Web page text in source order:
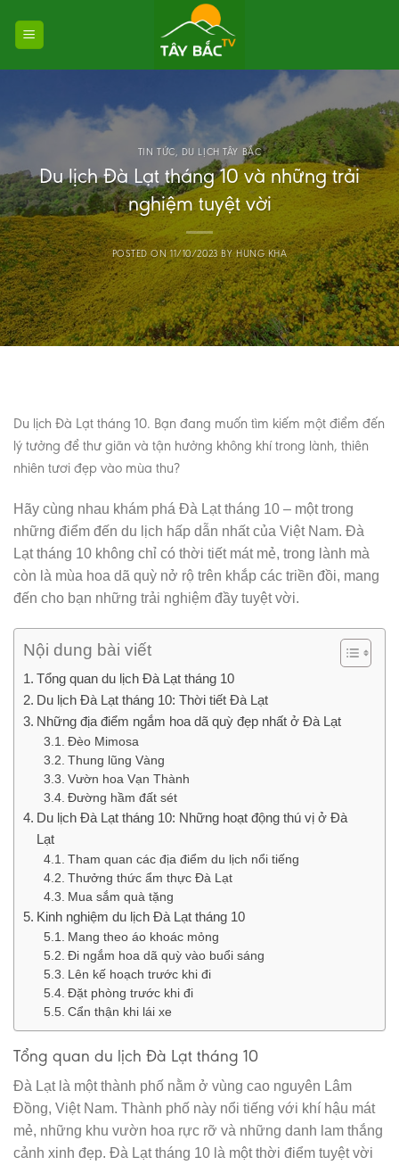
TIN TỨC, DU LỊCH TÂY BẮC
Du lịch Đà Lạt tháng 10 và những trải
nghiệm tuyệt vời
POSTED ON11/10/2023BY HUNG KHA
Du lịch Đà Lạt tháng 10. Bạn đang muốn tìm kiếm một điểm đến
lý tưởng để thư giãn và tận hưởng không khí trong lành, thiên
nhiên tươi đẹp vào mùa thu?
Hãy cùng nhau khám phá Đà Lạt tháng 10 – một trong
những điểm đến du lịch hấp dẫn nhất của Việt Nam. Đà
Lạt tháng 10 không chỉ có thời tiết mát mẻ, trong lành mà
còn là mùa hoa dã quỳ nở rộ trên khắp các triền đồi, mang
đến cho bạn những trải nghiệm đầy tuyệt vời.
Nội dung bài viết
Tổng quan du lịch Đà Lạt tháng 10
Du lịch Đà Lạt tháng 10: Thời tiết Đà Lạt
Những địa điểm ngắm hoa dã quỳ đẹp nhất ở Đà Lạt
Đèo Mimosa
Thung lũng Vàng
Vườn hoa Vạn Thành
Đường hầm đất sét
Du lịch Đà Lạt tháng 10: Những hoạt động thú vị ở Đà
Lạt
Tham quan các địa điểm du lịch nổi tiếng
Thưởng thức ẩm thực Đà Lạt
Mua sắm quà tặng
Kinh nghiệm du lịch Đà Lạt tháng 10
Mang theo áo khoác mỏng
Đi ngắm hoa dã quỳ vào buổi sáng
Lên kế hoạch trước khi đi
Đặt phòng trước khi đi
Cẩn thận khi lái xe
Tổng quan du lịch Đà Lạt tháng 10
Đà Lạt là một thành phố nằm ở vùng cao nguyên Lâm
Đồng, Việt Nam. Thành phố này nổi tiếng với khí hậu mát
mẻ, những khu vườn hoa rực rỡ và những danh lam thắng
cảnh xinh đẹp. Đà Lạt tháng 10 là một thời điểm tuyệt vời